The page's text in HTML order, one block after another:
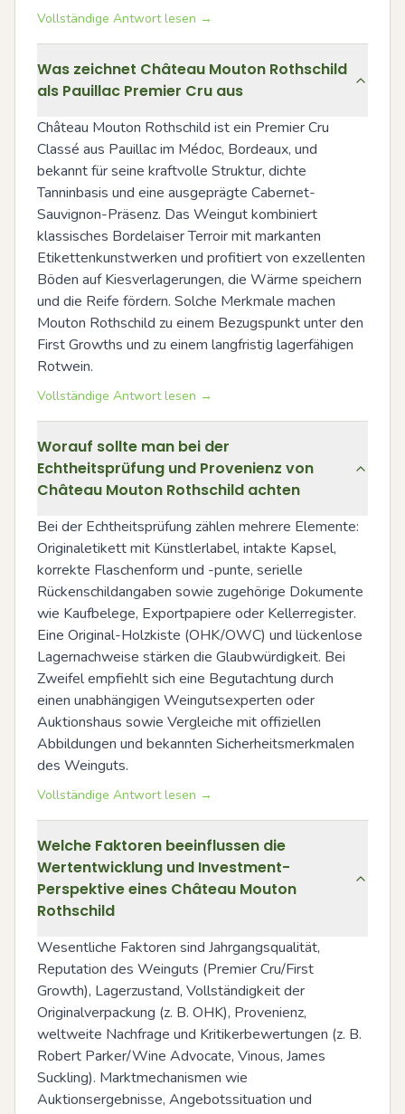
Vollständige Antwort lesen →
Was zeichnet Château Mouton Rothschild
als Pauillac Premier Cru aus
Château Mouton Rothschild ist ein Premier Cru
Classé aus Pauillac im Médoc, Bordeaux, und
bekannt für seine kraftvolle Struktur, dichte
Tanninbasis und eine ausgeprägte Cabernet-
Sauvignon-Präsenz. Das Weingut kombiniert
klassisches Bordelaiser Terroir mit markanten
Etikettenkunstwerken und profitiert von exzellenten
Böden auf Kiesverlagerungen, die Wärme speichern
und die Reife fördern. Solche Merkmale machen
Mouton Rothschild zu einem Bezugspunkt unter den
First Growths und zu einem langfristig lagerfähigen
Rotwein.
Vollständige Antwort lesen →
Worauf sollte man bei der
Echtheitsprüfung und Provenienz von
Château Mouton Rothschild achten
Bei der Echtheitsprüfung zählen mehrere Elemente:
Originaletikett mit Künstlerlabel, intakte Kapsel,
korrekte Flaschenform und -punte, serielle
Rückenschildangaben sowie zugehörige Dokumente
wie Kaufbelege, Exportpapiere oder Kellerregister.
Eine Original-Holzkiste (OHK/OWC) und lückenlose
Lagernachweise stärken die Glaubwürdigkeit. Bei
Zweifel empfiehlt sich eine Begutachtung durch
einen unabhängigen Weingutsexperten oder
Auktionshaus sowie Vergleiche mit offiziellen
Abbildungen und bekannten Sicherheitsmerkmalen
des Weinguts.
Vollständige Antwort lesen →
Welche Faktoren beeinflussen die
Wertentwicklung und Investment-
Perspektive eines Château Mouton
Rothschild
Wesentliche Faktoren sind Jahrgangsqualität,
Reputation des Weinguts (Premier Cru/First
Growth), Lagerzustand, Vollständigkeit der
Originalverpackung (z. B. OHK), Provenienz,
weltweite Nachfrage und Kritikerbewertungen (z. B.
Robert Parker/Wine Advocate, Vinous, James
Suckling). Marktmechanismen wie
Auktionsergebnisse, Angebotssituation und